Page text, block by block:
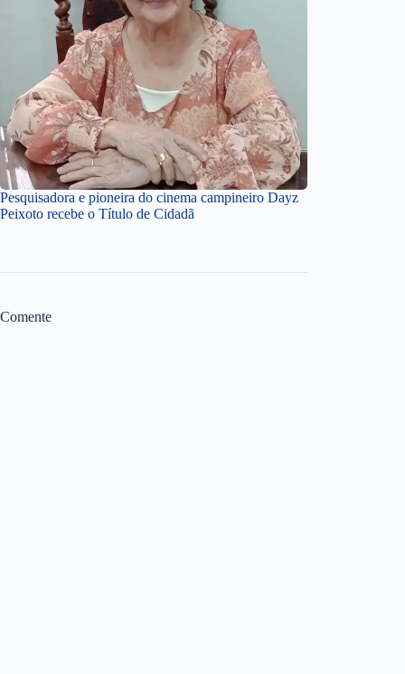
Pesquisadora e pioneira do cinema campineiro Dayz
Peixoto recebe o Título de Cidadã
Comente